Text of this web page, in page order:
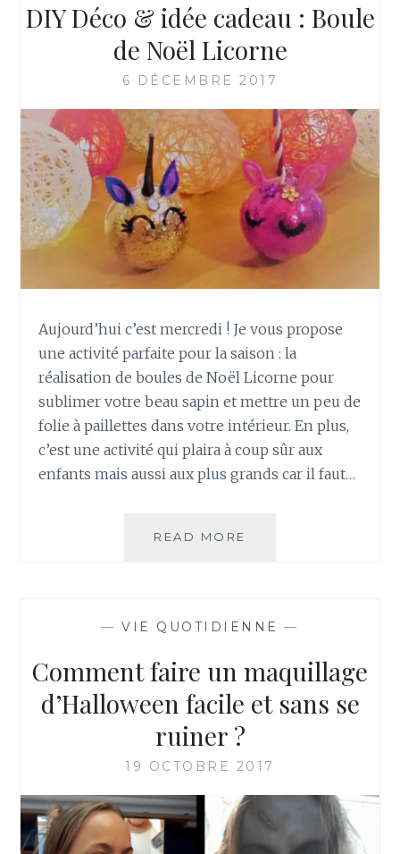
DE
SCINTILLANT
DIY Déco & idée cadeau : Boule
de Noël Licorne
6 DÉCEMBRE 2017
Aujourd’hui c’est mercredi ! Je vous propose
une activité parfaite pour la saison : la
réalisation de boules de Noël Licorne pour
sublimer votre beau sapin et mettre un peu de
folie à paillettes dans votre intérieur. En plus,
c’est une activité qui plaira à coup sûr aux
enfants mais aussi aux plus grands car il faut…
READ MORE
:
DE
NOËL
LICORNE
—VIE QUOTIDIENNE —
Comment faire un maquillage
d’Halloween facile et sans se
ruiner ?
19 OCTOBRE 2017